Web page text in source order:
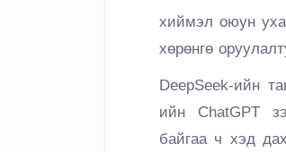
хиймэл оюун
хөрөнгө
DeepSeek-ийн
ийн ChatGPT
байгаа ч хэд